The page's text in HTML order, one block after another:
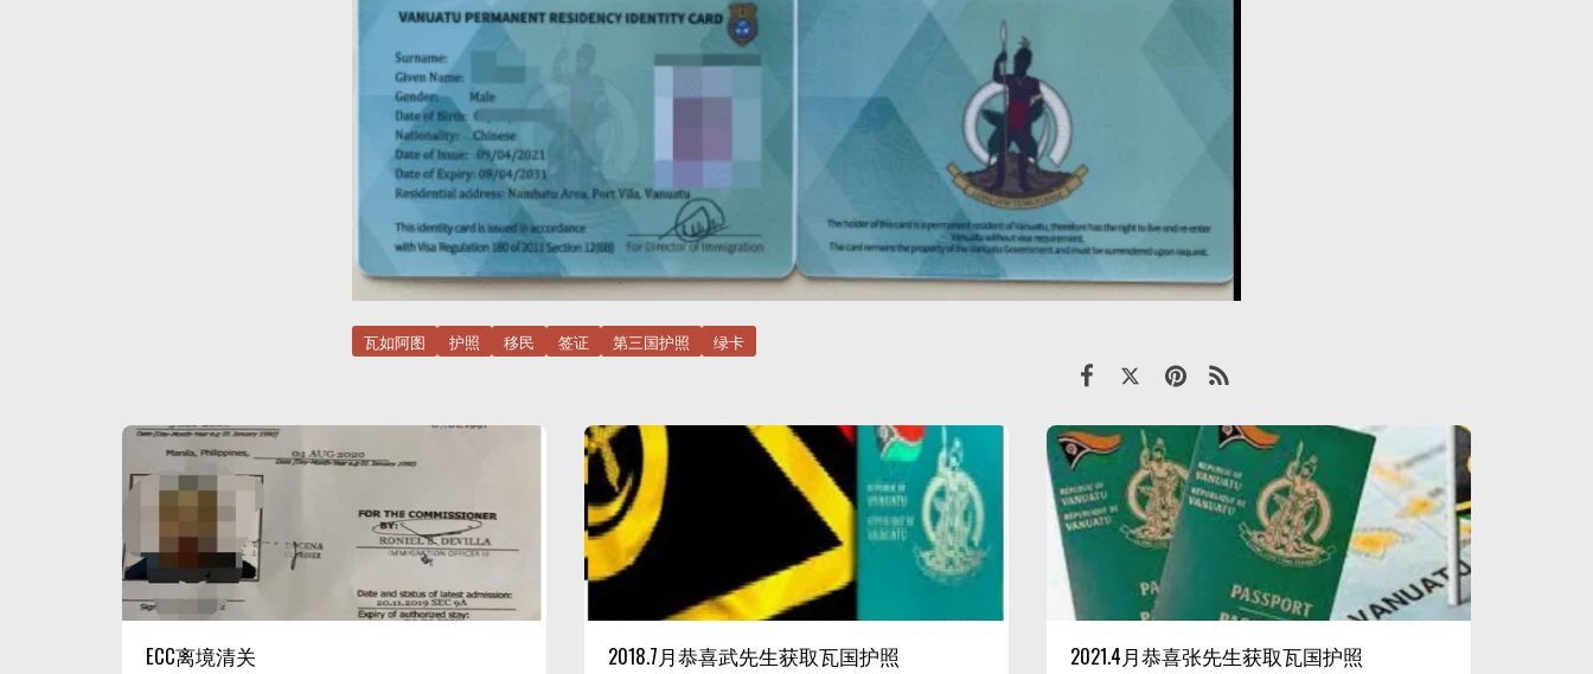
瓦如阿图 护照 移民 签证 第三国护照 绿卡
ECC离境清关 2018.7月恭喜武先生获取瓦国护照 2021.4月恭喜张先生获取瓦国护照